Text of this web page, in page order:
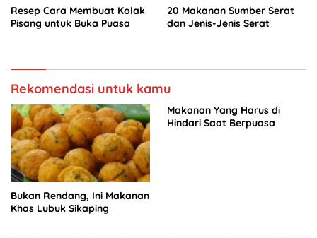
Resep Cara Membuat Kolak
Pisang untuk Buka Puasa
20 Makanan Sumber Serat
dan Jenis-Jenis Serat
Rekomendasi untuk kamu
Bukan Rendang, Ini Makanan
Khas Lubuk Sikaping
Makanan Yang Harus di
Hindari Saat Berpuasa